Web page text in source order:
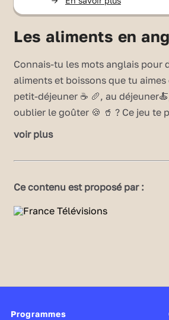
Les aliments en
Connais-tu les mots anglais pour
aliments et boissons que tu aimes
petit-déjeuner ☕ 🥖, au
oublier le goûter 🍪 🥤 ? Ce jeu te
une image au bon mot anglais.
📣 Les mots anglais de
bread
milk
cream
voir plus
Ce contenu est proposé par :
Programmes